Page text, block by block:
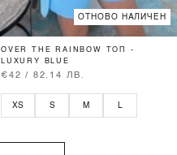
ОТНОВО НАЛИЧЕН
OVER THE RAINBOW ТОП -
LUXURY BLUE
€42 / 82.14 ЛВ.
XS S M L